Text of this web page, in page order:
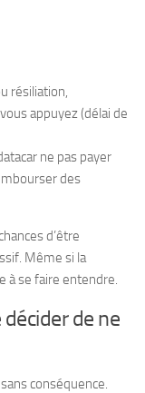
résiliation,
appuyez (délai de
ne pas payer
des
d’être
Même si la
à se faire entendre.
de ne
conséquence.